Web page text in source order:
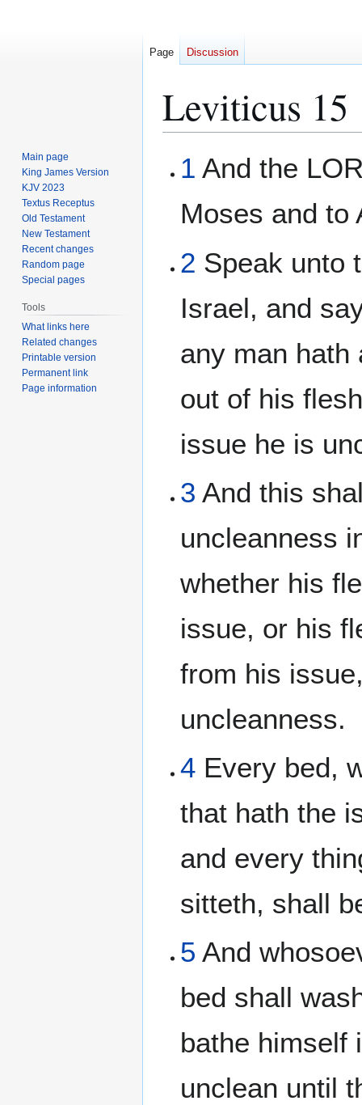
Leviticus 15
toto
1 And the
Moses and to
2 Speak unto
Israel, and
any man hath
out of his
issue he is
3 And this
uncleanness
whether his
issue, or his
from his
uncleanness.
4 Every bed,
that hath the
and every
sitteth, shall
5 And
bed shall
bathe himself
unclean until
Page Discussion
Main page
King James Version
KJV 2023
Textus Receptus
Old Testament
New Testament
Recent changes
Random page
Special pages
Tools
What links here
Related changes
Printable version
Permanent link
Page information